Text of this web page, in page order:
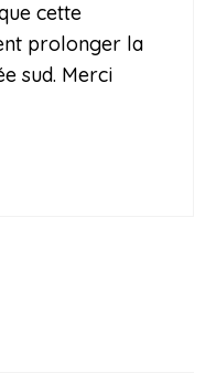
cette
prolonger la
sud. Merci